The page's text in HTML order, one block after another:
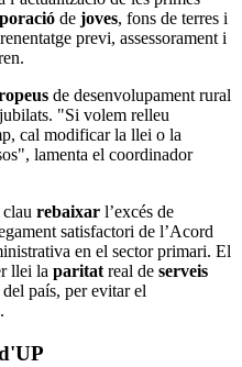
de joves, fons de terres i
previ, assessorament i
de desenvolupament rural
"Si volem relleu
cal modificar la llei o la
lamenta el coordinador
clau rebaixar l’excés de
satisfactori de l’Acord
en el sector primari. El
llei la paritatreal de serveis
país, per evitar el